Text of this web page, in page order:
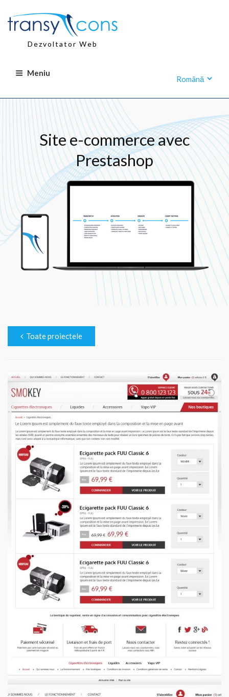
conținut
Dezvoltator Web
Meniu
Site e-commerce avec
Prestashop
Toate proiectele